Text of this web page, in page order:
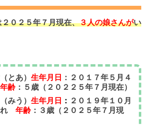
０２５年７月現在、３人の娘さんがい
（とあ）生年月日
：２０１７年５月４
年齢 ：５歳（２０２２５年７月現在）
（みう）生年月日 ： ２０１９年１０月
れ年齢 ：３歳（２０２５年７月現